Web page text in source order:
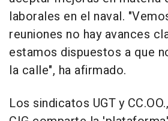
laborales en el naval.
reuniones no hay avances
estamos dispuestos a que
la calle", ha afirmado.
Los sindicatos UGT y